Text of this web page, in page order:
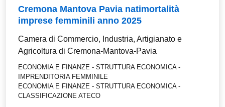
Cremona Mantova Pavia natimortalità
imprese femminili anno 2025
Camera di Commercio, Industria, Artigianato e
Agricoltura di Cremona-Mantova-Pavia
ECONOMIA E FINANZE - STRUTTURA ECONOMICA -
IMPRENDITORIA FEMMINILE
ECONOMIA E FINANZE - STRUTTURA ECONOMICA -
CLASSIFICAZIONE ATECO